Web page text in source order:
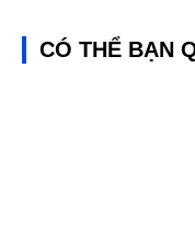
CÓ THỂ BẠN